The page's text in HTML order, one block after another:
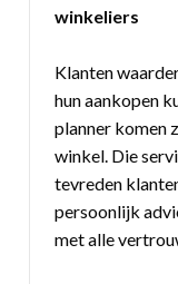
winkeliers
Klanten
hun aankopen
planner komen
winkel. Die
tevreden
persoonlijk
met alle